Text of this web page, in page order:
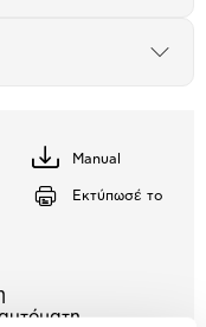
Άνοιξε
Κατέβασέ
το
Manual
Εκτύπωσέ το